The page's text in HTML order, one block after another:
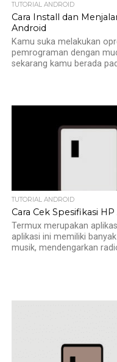
TUTORIAL ANDROID
Cara Install dan
Android
Kamu suka melakukan
pemrograman dengan
sekarang kamu berada
TUTORIAL ANDROID
Cara Cek Spesifikasi
Termux merupakan
aplikasi ini memiliki
musik, mendengarkan